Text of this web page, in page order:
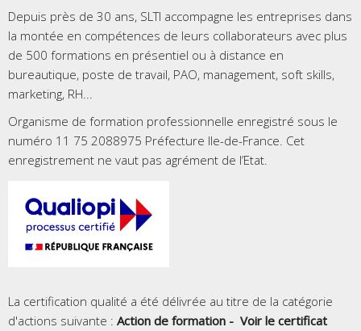
Depuis près de 30 ans, SLTI accompagne les entreprises dans
la montée en compétences de leurs collaborateurs avec plus
de 500 formations en présentiel ou à distance en
bureautique, poste de travail, PAO, management, soft skills,
marketing, RH...
Organisme de formation professionnelle enregistré sous le
numéro 11 75 2088975 Préfecture Ile-de-France. Cet
enregistrement ne vaut pas agrément de l’Etat.
La certification qualité a été délivrée au titre de la catégorie
d'actions suivante : Action de formation - Voir le certificat